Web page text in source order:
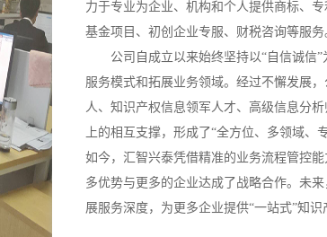
力于专业为企业、机构和个人提供商标、
基金项目、初创企业专服、财税咨询等服务
公司自成立以来始终坚持以“自信诚信
服务模式和拓展业务领域。经过不懈发展
人、知识产权信息领军人才、高级信息分
上的相互支撑，形成了“全方位、多领域、
如今，汇智兴泰凭借精准的业务流程管控
多优势与更多的企业达成了战略合作。未
展服务深度，为更多企业提供“一站式”知识